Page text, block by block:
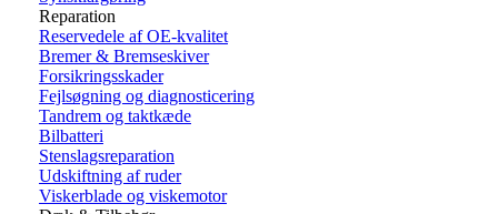
Reparation
Reservedele af OE-kvalitet
Bremer & Bremseskiver
Forsikringsskader
Fejlsøgning og diagnosticering
Tandrem og taktkæde
Bilbatteri
Stenslagsreparation
Udskiftning af ruder
Viskerblade og viskemotor